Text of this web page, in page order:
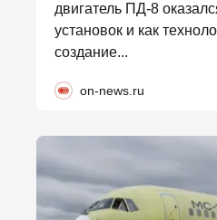
двигатель ПД-8
установок и как
создание...
on-news.ru